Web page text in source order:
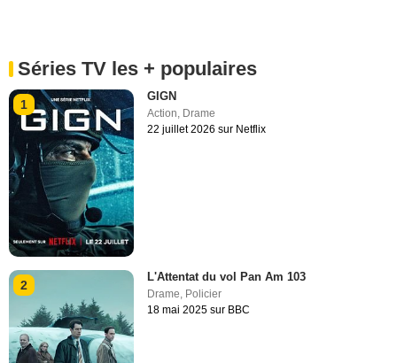
Séries TV les + populaires
1
GIGN
Action, Drame
22 juillet 2026 sur Netflix
2
L'Attentat du vol Pan Am 103
Drame Policier
18 mai 2025 sur BBC